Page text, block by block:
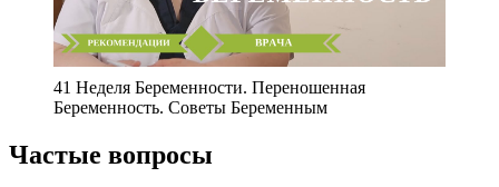
41 Неделя Беременности. Переношенная
Беременность. Советы Беременным
Частые вопросы